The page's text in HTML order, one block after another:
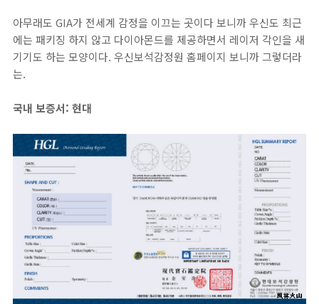
아무래도 GIA가 전세계 감정을 이끄는 곳이다 보니까 우신도 최근
에는 패키징 하지 않고 다이아몬드를 제공하면서 레이저 각인을 새
기기도 하는 모양이다. 우신보석감정원 홈페이지 보니까 그렇더라
는.
국내 보증서: 현대